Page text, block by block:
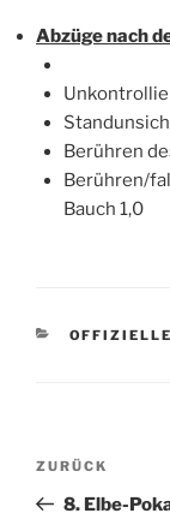
Abzüge nach
Berühren
Berühren/
Bauch 1,0
Vorheriger
Beitrag
ZURÜCK
8. Elbe-